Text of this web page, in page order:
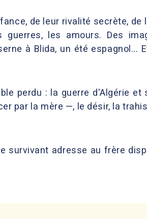
de leur rivalité secrète, de
les amours. Des
à Blida, un été espagnol...
perdu : la guerre d'Algérie et
par la mère —, le désir, la
survivant adresse au frère